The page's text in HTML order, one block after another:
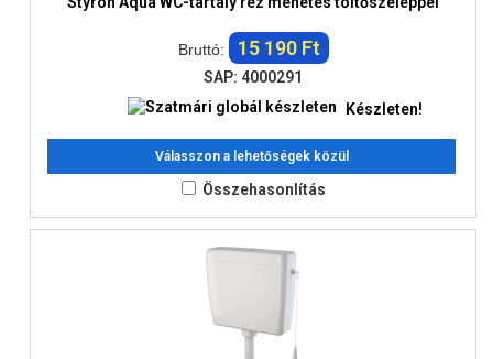
Bruttó: 15 190 Ft
SAP: 4000291
Készleten!
Válasszon a lehetőségek közül
Összehasonlítás